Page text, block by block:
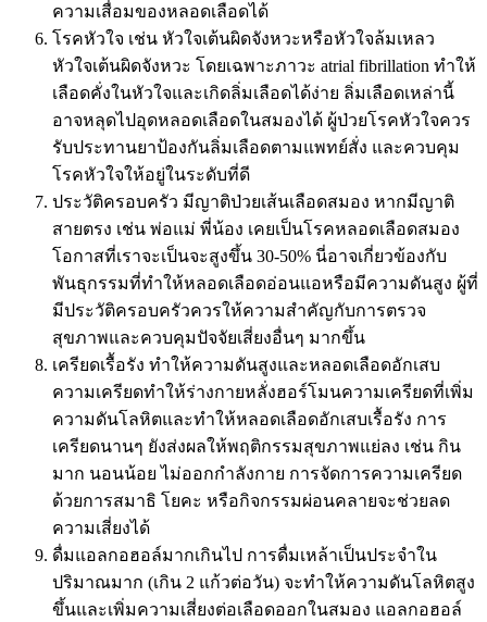
ความเสื่อมของหลอดเลือดได้
โรคหัวใจ เช่น หัวใจเต้นผิดจังหวะหรือหัวใจล้มเหลว
หัวใจเต้นผิดจังหวะ โดยเฉพาะภาวะ atrial fibrillation ทำให้
เลือดคั่งในหัวใจและเกิดลิ่มเลือดได้ง่าย ลิ่มเลือดเหล่านี้
อาจหลุดไปอุดหลอดเลือดในสมองได้ ผู้ป่วยโรคหัวใจควร
รับประทานยาป้องกันลิ่มเลือดตามแพทย์สั่ง และควบคุม
โรคหัวใจให้อยู่ในระดับที่ดี
ประวัติครอบครัว มีญาติป่วยเส้นเลือดสมอง หากมีญาติ
สายตรง เช่น พ่อแม่ พี่น้อง เคยเป็นโรคหลอดเลือดสมอง
โอกาสที่เราจะเป็นจะสูงขึ้น 30-50% นี่อาจเกี่ยวข้องกับ
พันธุกรรมที่ทำให้หลอดเลือดอ่อนแอหรือมีความดันสูง ผู้ที่
มีประวัติครอบครัวควรให้ความสำคัญกับการตรวจ
สุขภาพและควบคุมปัจจัยเสี่ยงอื่นๆ มากขึ้น
เครียดเรื้อรัง ทำให้ความดันสูงและหลอดเลือดอักเสบ
ความเครียดทำให้ร่างกายหลั่งฮอร์โมนความเครียดที่เพิ่ม
ความดันโลหิตและทำให้หลอดเลือดอักเสบเรื้อรัง การ
เครียดนานๆ ยังส่งผลให้พฤติกรรมสุขภาพแย่ลง เช่น กิน
มาก นอนน้อย ไม่ออกกำลังกาย การจัดการความเครียด
ด้วยการสมาธิ โยคะ หรือกิจกรรมผ่อนคลายจะช่วยลด
ความเสี่ยงได้
ดื่มแอลกอฮอล์มากเกินไป การดื่มเหล้าเป็นประจำใน
ปริมาณมาก (เกิน 2 แก้วต่อวัน) จะทำให้ความดันโลหิตสูง
ขึ้นและเพิ่มความเสี่ยงต่อเลือดออกในสมอง แอลกอฮอล์